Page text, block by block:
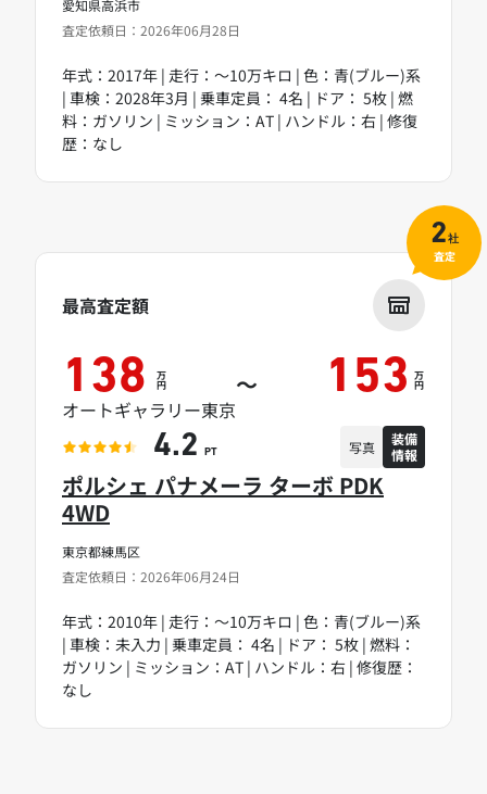
愛知県高浜市
査定依頼日：2026年06月28日
年式：2017年 | 走行：～10万キロ | 色：青(ブルー)系
| 車検：2028年3月 | 乗車定員： 4名 | ドア： 5枚 | 燃
料：ガソリン | ミッション：AT | ハンドル：右 | 修復
歴：なし
東京都練馬区
査定依頼日：2026年06月24日
ポルシェ パナメーラ ターボ PDK
4WD
年式：2010年 | 走行：～10万キロ | 色：青(ブルー)系
| 車検：未入力 | 乗車定員： 4名 | ドア： 5枚 | 燃料：
ガソリン | ミッション：AT | ハンドル：右 | 修復歴：
なし
最高査定額
138 万
円 ～ 153 万
円
オートギャラリー東京
4.2 PT 写真
装備
情報
2社
査定